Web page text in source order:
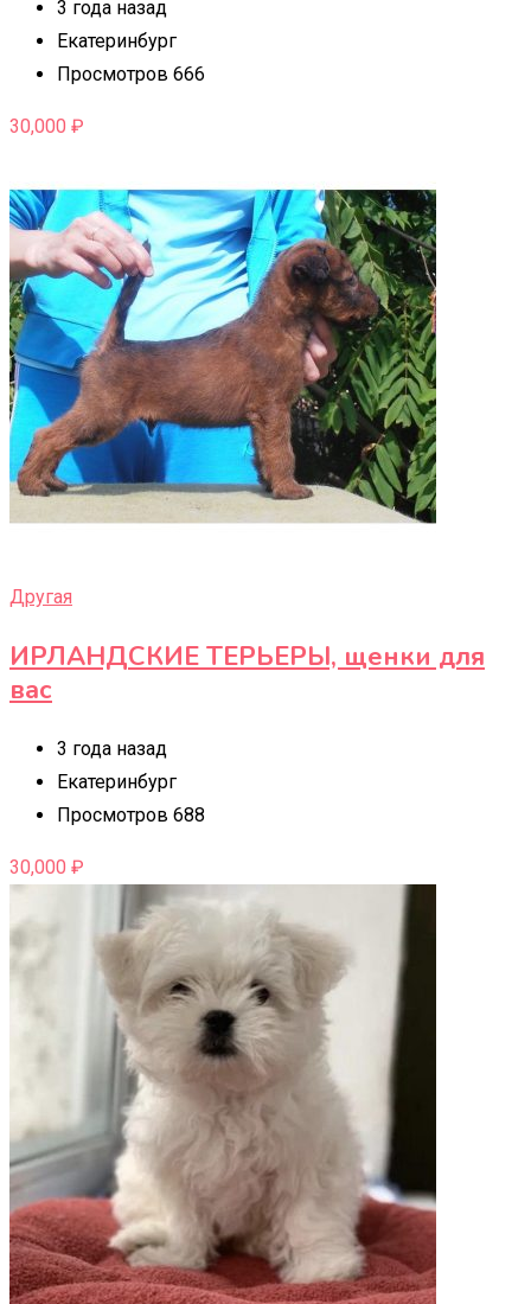
3 года назад
Екатеринбург
Просмотров 666
30,000 ₽
Другая
ИРЛАНДСКИЕ ТЕРЬЕРЫ, щенки для
вас
3 года назад
Екатеринбург
Просмотров 688
30,000 ₽